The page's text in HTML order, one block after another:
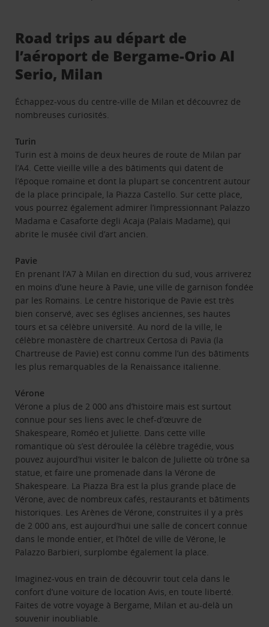
Road trips au départ de
l’aéroport de Bergame-Orio Al
Serio, Milan
Échappez-vous du centre-ville de Milan et découvrez de
nombreuses curiosités.
Turin
Turin est à moins de deux heures de route de Milan par
l’A4. Cette vieille ville a des bâtiments qui datent de
l’époque romaine et dont la plupart se concentrent autour
de la place principale, la Piazza Castello. Sur cette place,
vous pourrez également admirer l’impressionnant Palazzo
Madama e Casaforte degli Acaja (Palais Madame), qui
abrite le musée civil d’art ancien.
Pavie
En prenant l’A7 à Milan en direction du sud, vous arriverez
en moins d’une heure à Pavie, une ville de garnison fondée
par les Romains. Le centre historique de Pavie est très
bien conservé, avec ses églises anciennes, ses hautes
tours et sa célèbre université. Au nord de la ville, le
célèbre monastère de chartreux Certosa di Pavia (la
Chartreuse de Pavie) est connu comme l’un des bâtiments
les plus remarquables de la Renaissance italienne.
Vérone
Vérone a plus de 2 000 ans d’histoire mais est surtout
connue pour ses liens avec le chef-d’œuvre de
Shakespeare, Roméo et Juliette. Dans cette ville
romantique où s’est déroulée la célèbre tragédie, vous
pouvez aujourd’hui visiter le balcon de Juliette où trône sa
statue, et faire une promenade dans la Vérone de
Shakespeare. La Piazza Bra est la plus grande place de
Vérone, avec de nombreux cafés, restaurants et bâtiments
historiques. Les Arènes de Vérone, construites il y a près
de 2 000 ans, est aujourd’hui une salle de concert connue
dans le monde entier, et l’hôtel de ville de Vérone, le
Palazzo Barbieri, surplombe également la place.
Imaginez-vous en train de découvrir tout cela dans le
confort d’une voiture de location Avis, en toute liberté.
Faites de votre voyage à Bergame, Milan et au-delà un
souvenir inoubliable.